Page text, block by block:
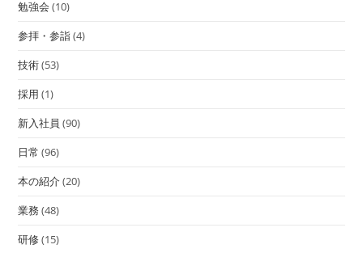
勉強会 (10)
参拝・参詣(4)
技術(53)
採用 (1)
新入社員 (90)
日常 (96)
本の紹介(20)
業務(48)
研修(15)